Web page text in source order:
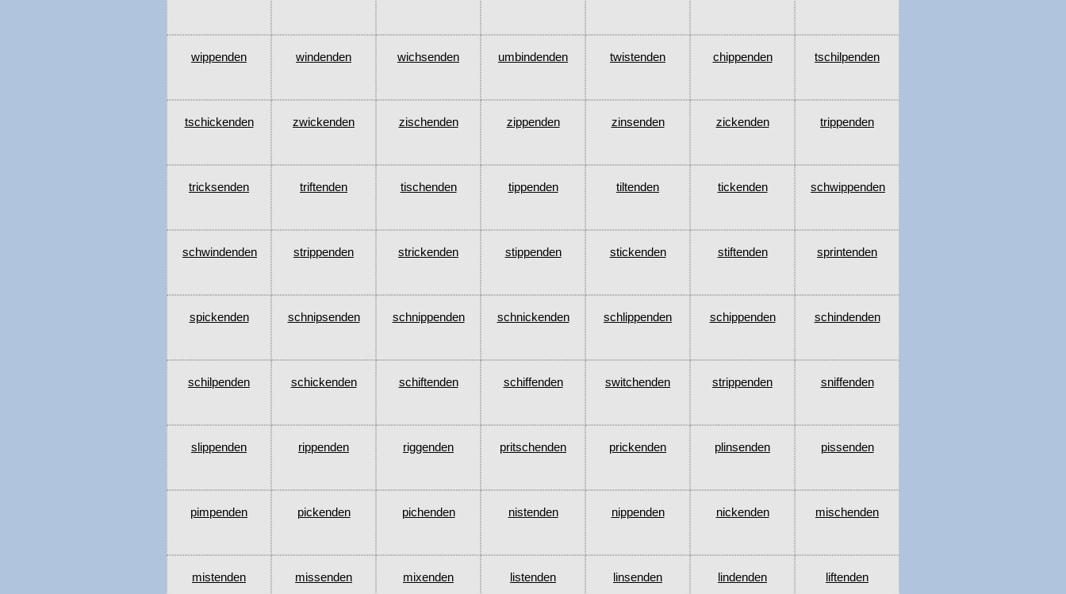
wippenden windenden wichsenden umbindenden twistenden chippenden tschilpenden
tschickenden zwickenden zischenden zippenden zinsenden zickenden trippenden
tricksenden triftenden tischenden tippenden tiltenden tickenden schwippenden
schwindenden strippenden strickenden stippenden stickenden stiftenden sprintenden
spickenden schnipsenden schnippenden schnickenden schlippenden schippenden schindenden
schilpenden schickenden schiftenden schiffenden switchenden strippenden sniffenden
slippenden rippenden riggenden pritschenden prickenden plinsenden pissenden
pimpenden pickenden pichenden nistenden nippenden nickenden mischenden
mistenden missenden mixenden listenden linsenden lindenden liftenden